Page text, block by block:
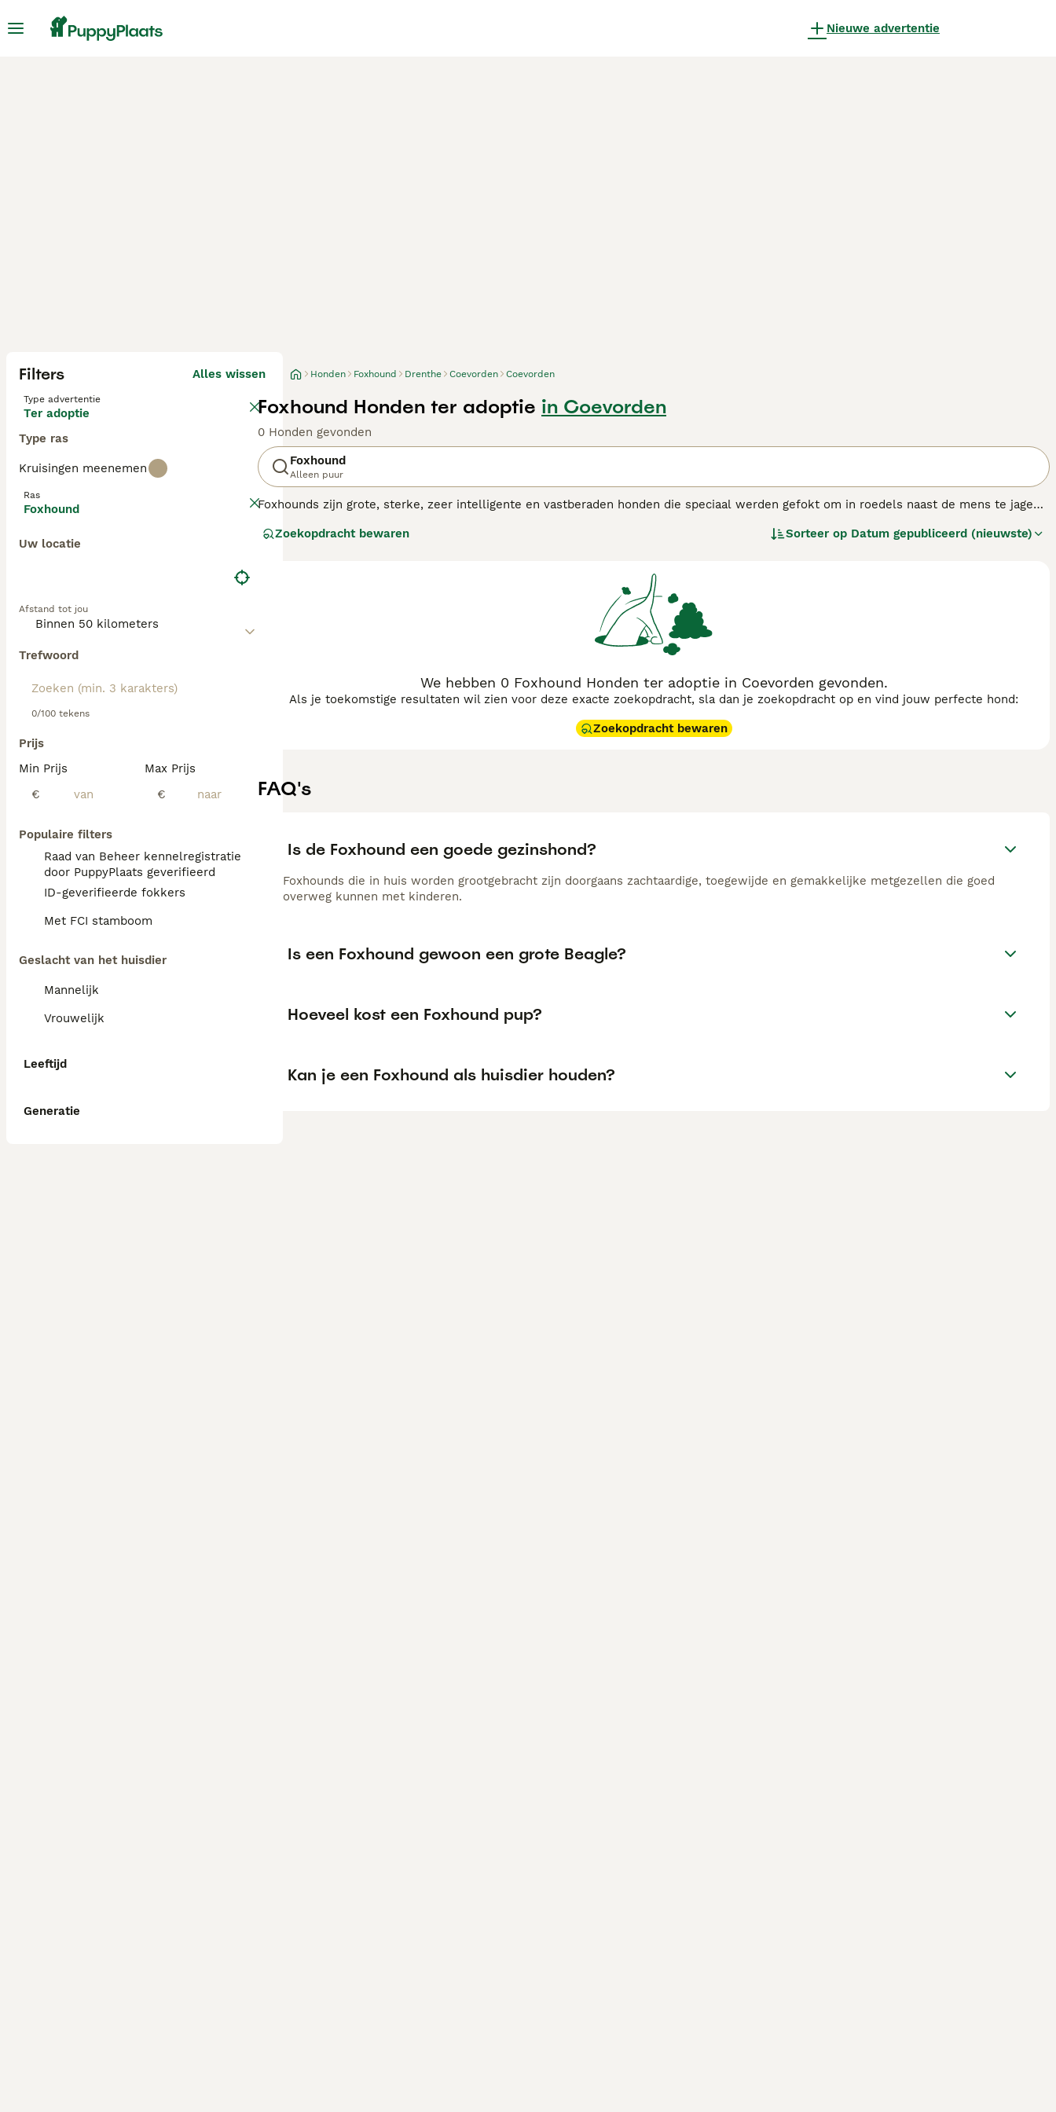
Nieuwe advertentie
Filters Alles wissen
Type advertentie
Ter adoptie
Type ras
Kruisingen meenemen
Ras
Foxhound
Uw locatie
Afstand tot jou
Trefwoord
0/100 tekens
Prijs
Min Prijs
€
Max Prijs
€
Populaire filters
Raad van Beheer kennelregistratie
door PuppyPlaats geverifieerd
ID-geverifieerde fokkers
Met FCI stamboom
Geslacht van het huisdier
Mannelijk
Vrouwelijk
Leeftijd
Generatie
Honden Foxhound Drenthe Coevorden Coevorden
Foxhound Honden ter adoptie in Coevorden
0 Honden gevonden
Foxhound
Alleen puur
Foxhounds zijn grote, sterke, zeer intelligente en vastberaden honden die speciaal werden gefokt om in roedels naast de mens te jagen.
worden ze vaak in de showring gezien.
Zoekopdracht bewaren Sorteer op Datum gepubliceerd (nieuwste)
We hebben 0 Foxhound Honden ter adoptie in Coevorden gevonden.
Als je toekomstige resultaten wil zien voor deze exacte zoekopdracht, sla dan je zoekopdracht op en vind jouw perfecte hond:
Zoekopdracht bewaren
FAQ's
Is de Foxhound een goede gezinshond?
Foxhounds die in huis worden grootgebracht zijn doorgaans zachtaardige, toegewijde en gemakkelijke metgezellen die goed
overweg kunnen met kinderen.
Is een Foxhound gewoon een grote Beagle?
Hoeveel kost een Foxhound pup?
Kan je een Foxhound als huisdier houden?